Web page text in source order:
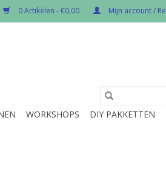
0 Artikelen - €0,00 Mijn account /
WORKSHOPS
DIY PAKKETTEN